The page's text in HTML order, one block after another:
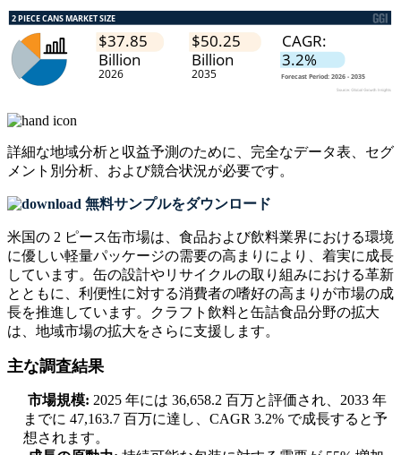
詳細な地域分析と収益予測のために、 完全なデータ表、セグ
メント別分析、および競合状況が必要です。
無料サンプルをダウンロード
米国の 2 ピース缶市場は、食品および飲料業界における環境
に優しい軽量パッケージの需要の高まりにより、着実に成長
しています。缶の設計やリサイクルの取り組みにおける革新
とともに、利便性に対する消費者の嗜好の高まりが市場の成
長を推進しています。クラフト飲料と缶詰食品分野の拡大
は、地域市場の拡大をさらに支援します。
主な調査結果
市場規模: 2025 年には 36,658.2 百万と評価され、2033 年
までに 47,163.7 百万に達し、CAGR 3.2% で成長すると予
想されます。